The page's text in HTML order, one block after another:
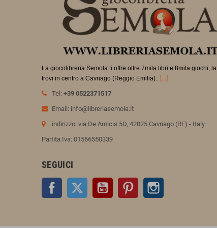
La giocolibreria Semola ti offre oltre 7mila libri e 8mila giochi, la
trovi in centro a Cavriago (Reggio Emilia).. [...]
Tel: +39 0522371517
Email: info@libreriasemola.it
indirizzo: via De Amicis 5D, 42025 Cavriago (RE) - Italy
Partita Iva: 01566550339
SEGUICI
Facebook Twitter YouTube Pinterest